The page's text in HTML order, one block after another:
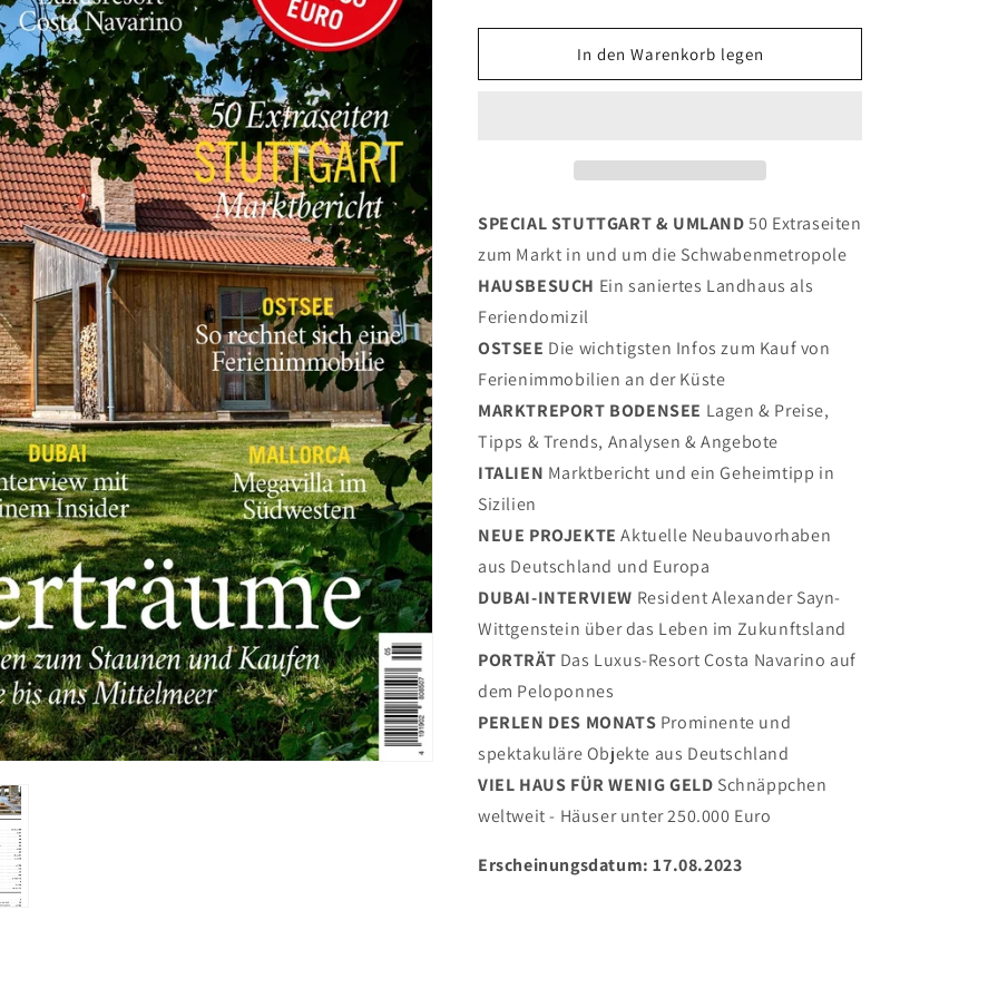
Sie
die
für
Umland
Sie
die
Menge
für
Umland
In den Warenkorb legen
SPECIAL STUTTGART & UMLAND50 Extraseiten
zum Markt in und um die Schwabenmetropole
HAUSBESUCH Ein saniertes Landhaus als
Feriendomizil
OSTSEE Die wichtigsten Infos zum Kauf von
Ferienimmobilien an der Küste
MARKTREPORT BODENSEE Lagen & Preise,
Tipps & Trends, Analysen & Angebote
ITALIEN Marktbericht und ein Geheimtipp in
Sizilien
NEUE PROJEKTE Aktuelle Neubauvorhaben
aus Deutschland und Europa
DUBAI-INTERVIEW Resident Alexander Sayn-
Wittgenstein über das Leben im Zukunftsland
PORTRÄT Das Luxus-Resort Costa Navarino auf
dem Peloponnes
PERLEN DES MONATS Prominente und
spektakuläre Objekte aus Deutschland
VIEL HAUS FÜR WENIG GELD Schnäppchen
weltweit - Häuser unter 250.000 Euro
Erscheinungsdatum: 17.08.2023